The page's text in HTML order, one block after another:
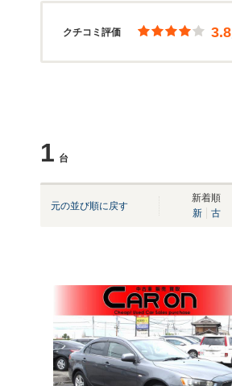
クチコミ評価 3.8
1 台
元の並び順に戻す
新着順
新
古